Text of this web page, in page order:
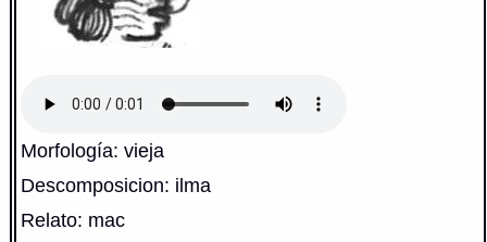
Morfología: vieja
Descomposicion: ilma
Relato: mac